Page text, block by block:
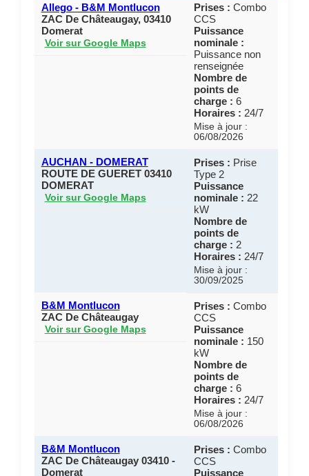
Allego - B&M Montlucon
ZAC De Châteaugay, 03410
Domerat
Voir sur Google Maps
Prises : Combo
CCS
Puissance
nominale :
Puissance non
renseignée
Nombre de
points de
charge : 6
Horaires : 24/7
Mise à jour :
06/08/2026
AUCHAN - DOMERAT
ROUTE DE GUERET 03410
DOMERAT
Voir sur Google Maps
Prises : Prise
Type 2
Puissance
nominale : 22
kW
Nombre de
points de
charge : 2
Horaires : 24/7
Mise à jour :
30/09/2025
B&M Montlucon
ZAC De Châteaugay
Voir sur Google Maps
Prises : Combo
CCS
Puissance
nominale : 150
kW
Nombre de
points de
charge : 6
Horaires : 24/7
Mise à jour :
06/08/2026
B&M Montlucon
ZAC De Châteaugay 03410 -
Domerat
Prises : Combo
CCS
Puissance